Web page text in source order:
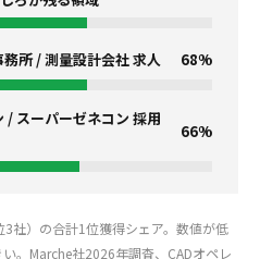
所 / 測量設計会社 求人 68%
スーパーゼネコン 採用
66%
社）の合計1位獲得シェア。数値が低
。Marche社2026年調査、CADオペレ